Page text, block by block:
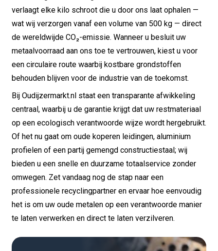
verlaagt elke kilo schroot die u door ons laat ophalen —
wat wij verzorgen vanaf een volume van 500 kg — direct
de wereldwijde CO₂-emissie. Wanneer u besluit uw
metaalvoorraad aan ons toe te vertrouwen, kiest u voor
een circulaire route waarbij kostbare grondstoffen
behouden blijven voor de industrie van de toekomst.
Bij Oudijzermarkt.nl staat een transparante afwikkeling
centraal, waarbij u de garantie krijgt dat uw restmateriaal
op een ecologisch verantwoorde wijze wordt hergebruikt.
Of het nu gaat om oude koperen leidingen, aluminium
profielen of een partij gemengd constructiestaal; wij
bieden u een snelle en duurzame totaalservice zonder
omwegen. Zet vandaag nog de stap naar een
professionele recyclingpartner en ervaar hoe eenvoudig
het is om uw oude metalen op een verantwoorde manier
te laten verwerken en direct te laten verzilveren.